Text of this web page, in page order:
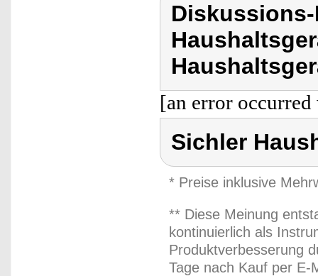
[an error
Sichler
* Preise inklusive
** Diese Meinung
kontinuierlich als
Produktverbesserung
Tage nach Kauf per E-